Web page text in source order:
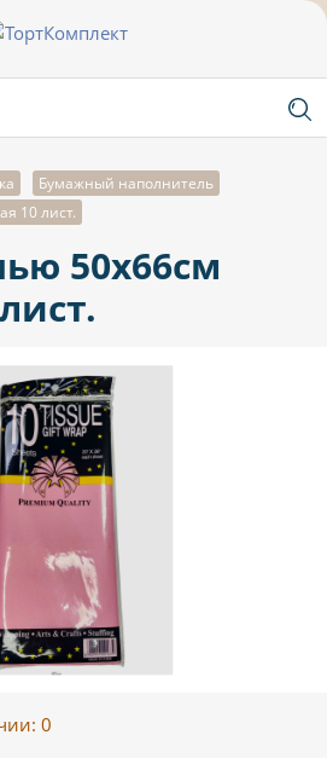
Бумажный наполнитель
10 лист.
50х66см
0